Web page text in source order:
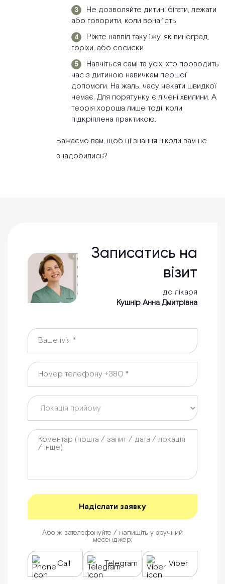
Не дозволяйте дитині бігати, лежати
або говорити, коли вона їсть
Ріжте навпіл таку їжу, як виноград,
горіхи, або сосиски
Навчіться самі та усіх, хто проводить
час з дитиною навичкам першої
допомоги. На жаль, часу чекати швидкої
немає. Для порятунку є лічені хвилини. А
теорія хороша лише тоді, коли
підкріплена практикою.
Бажаємо вам, щоб ці знання ніколи вам не
знадобились?
Записатись на
візит
до лікаря
Кушнір Анна Дмитрівна
Або ж зателефонуйте / напишіть у зручний
месенджер:
Call Telegram Viber